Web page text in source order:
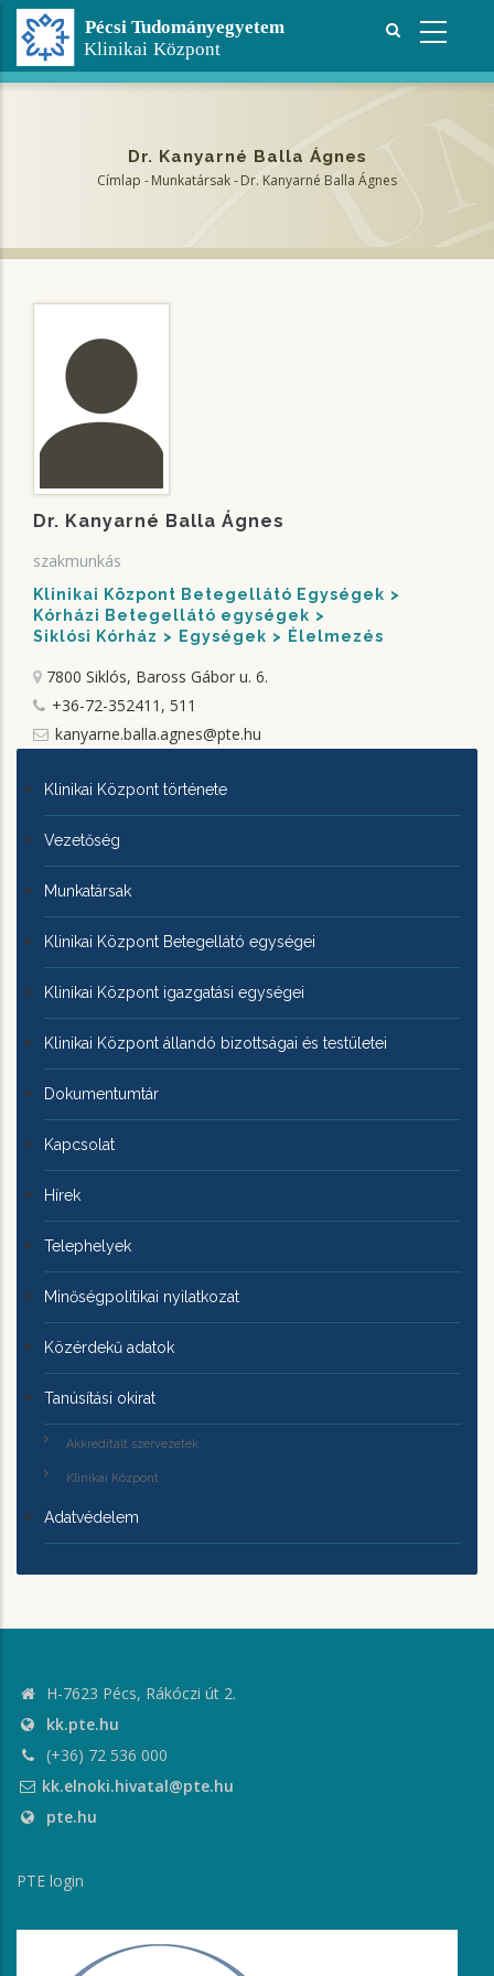
Ugrás
tartalomra
Dr. Kanyarné Balla Ágnes
Címlap -Munkatársak-Dr. Kanyarné Balla Ágnes
Dr. Kanyarné Balla Ágnes
szakmunkás
Klinikai Központ Betegellátó Egységek
Kórházi Betegellátó egységek
Siklósi Kórház
Egységek Élelmezés
7800 Siklós, Baross Gábor u. 6.
+36-72-352411, 511
kanyarne.balla.agnes@pte.hu
KLINIKAI
KÖZPONTRÓL
Klinikai Központ története
Vezetőség
Munkatársak
Klinikai Központ Betegellátó egységei
Klinikai Központ igazgatási egységei
Klinikai Központ állandó bizottságai és testületei
Dokumentumtár
Kapcsolat
Hírek
Telephelyek
Minőségpolitikai nyilatkozat
Közérdekű adatok
Tanúsítási okirat
Akkreditált szervezetek
Klinikai Központ
Adatvédelem
H-7623 Pécs, Rákóczi út 2.
kk.pte.hu
(+36) 72 536 000
kk.elnoki.hivatal@pte.hu
pte.hu
PTE login